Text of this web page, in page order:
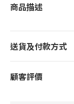
商品描述
送貨及付款方式
顧客評價